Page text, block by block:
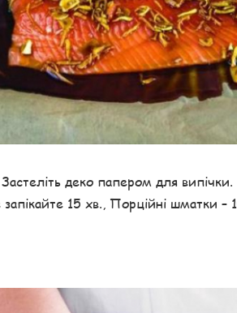
Застеліть деко папером для
15 хв., Порційні шматки –